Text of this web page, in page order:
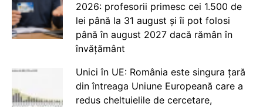
2026: profesorii primesc cei 1.500 de
lei până la 31 august și îi pot folosi
până în august 2027 dacă rămân în
învățământ
Unici în UE: România este singura țară
din întreaga Uniune Europeană care a
redus cheltuielile de cercetare,